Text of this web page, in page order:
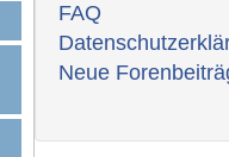
FAQ
Neue